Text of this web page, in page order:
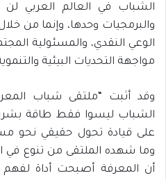
الشباب في العالم العربي
والبرمجيات وحدها، وإنما من
الوعي النقدي، والمسئولية
مواجهة التحديات البيئية
وقد أثبت “ملتقى شباب
الشباب ليسوا فقط طاقة
على قيادة تحول حقيقي نحو
وما شهده الملتقى من تنوع في
أن المعرفة أصبحت أداة لفهم